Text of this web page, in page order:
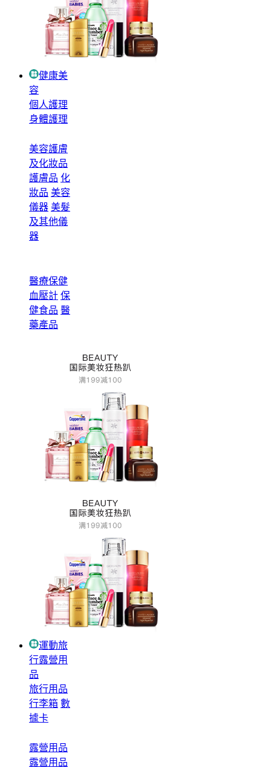
健康美
容
個人護理
身體護理
美容護膚
及化妝品
護膚品 化
妝品 美容
儀器 美髮
及其他儀
器
醫療保健
血壓計 保
健食品 醫
藥產品
運動旅
行露營用
品
旅行用品
行李箱 數
據卡
露營用品
露營用品